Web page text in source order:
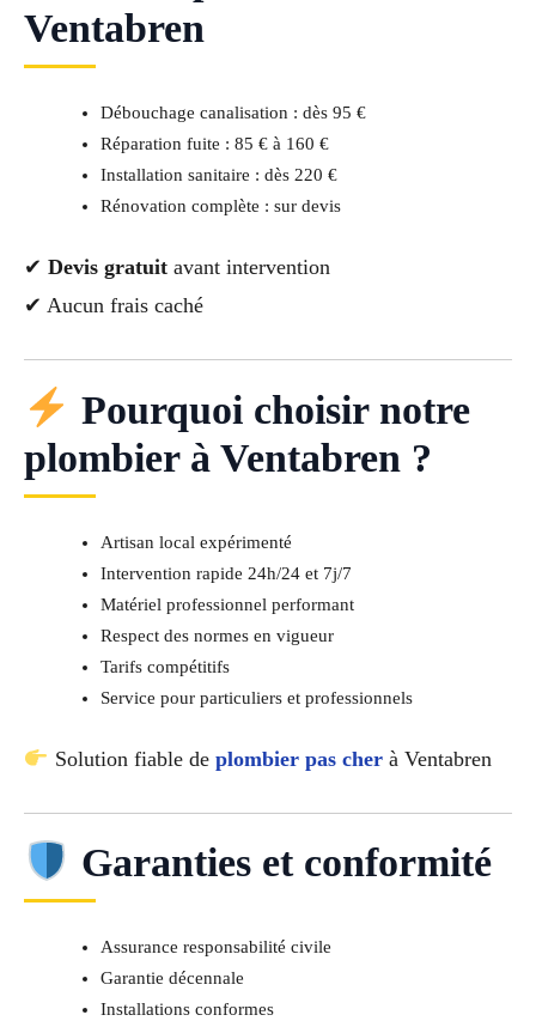
Ventabren
Débouchage canalisation : dès 95 €
Réparation fuite : 85 € à 160 €
Installation sanitaire : dès 220 €
Rénovation complète : sur devis
✔ Devis gratuit avant intervention
✔ Aucun frais caché
Pourquoi choisir notre
plombier à Ventabren ?
Artisan local expérimenté
Intervention rapide 24h/24 et 7j/7
Matériel professionnel performant
Respect des normes en vigueur
Tarifs compétitifs
Service pour particuliers et professionnels
Solution fiable de plombier pas cherà Ventabren
Garanties et conformité
Assurance responsabilité civile
Garantie décennale
Installations conformes